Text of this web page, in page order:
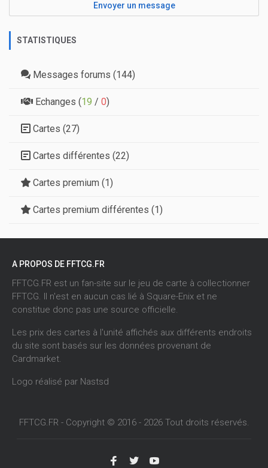
Envoyer un message
STATISTIQUES
Messages forums (144)
Echanges (19 / 0)
Cartes (27)
Cartes différentes (22)
Cartes premium (1)
Cartes premium différentes (1)
A PROPOS DE FFTCG.FR
FFTCG.FR est un fan-site sur le jeu de carte à collectionner
FFTCG. Il n'est en aucun cas lié à Square-Enix et ne
constitue donc pas une source officielle.
Les prix des cartes à l'unité affichés aux différents endroits
du site sont basés sur les données provenant de
Cardmarket.
Logo réalisé par Nastsd
FFTCG.FR - Copyright © 2016 - 2026 Tout droits réservés.